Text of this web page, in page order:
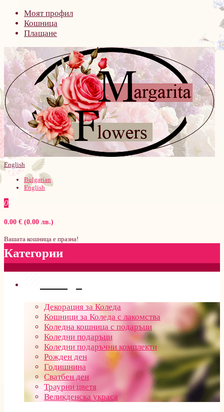
Моят профил
Кошница
Плащане
English
Bulgarian
English
0
0.00 € (0.00 лв.)
Вашата кошница е празна!
Категории
Декорация за Коледа
Кошници за Коледа с лакомства
Коледна кошница с подаръци
Коледни подаръци
Коледни подаръчни комплекти
Рожден ден
Годишнина
Сватбен ден
Траурни цветя
Великденска украса